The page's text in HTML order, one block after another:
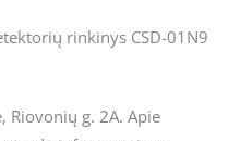
rinkinys CSD-01N9
Riovonių g. 2A. Apie